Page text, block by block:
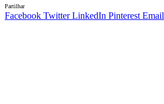
Partilhar
Facebook Twitter LinkedIn Pinterest Email